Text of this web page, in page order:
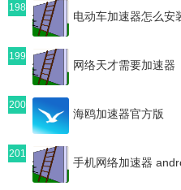
198
电动车加速器怎么安
199
网络天才需要加速器
200
海鸥加速器官方版
201
手机网络加速器